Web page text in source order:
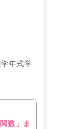
年式学
数」ま